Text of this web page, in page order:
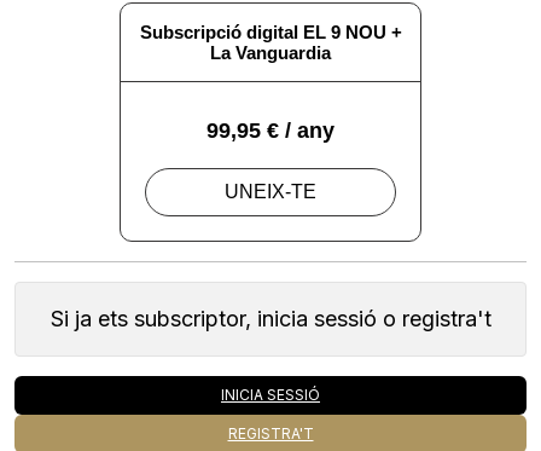
Si ja ets subscriptor, inicia sessió o registra't
INICIA SESSIÓ
REGISTRA'T